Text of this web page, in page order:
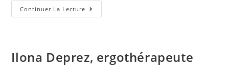
Continuer La Lecture
Ilona Deprez, ergothérapeute